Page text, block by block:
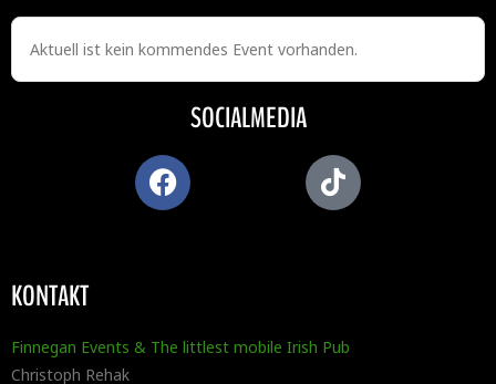
Aktuell ist kein kommendes Event vorhanden.
SOCIALMEDIA
KONTAKT
Finnegan Events & The littlest mobile Irish Pub
Christoph Rehak